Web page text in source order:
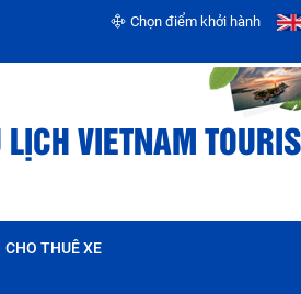
Chọn điểm khởi hành
VIETNAM
CHO THUÊ XE